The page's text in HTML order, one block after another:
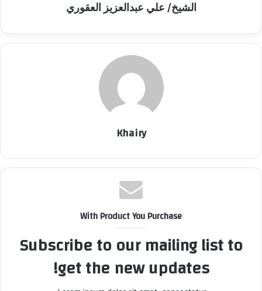
الشيخ/ علي عبدالعزيز العقوري
Khairy
With Product You Purchase
Subscribe to our mailing list to
get the new updates!